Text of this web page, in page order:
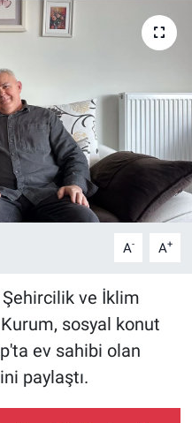
A- A+
Şehircilik ve İklim
sosyal konut
ev sahibi olan
paylaştı.